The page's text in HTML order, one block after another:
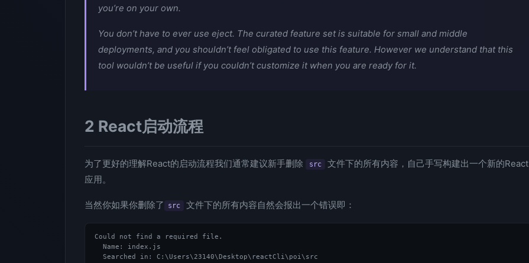
you’re on your own.
You don’t have to ever use eject. The curated feature set is suitable for small and middle
deployments, and you shouldn’t feel obligated to use this feature. However we understand that this
tool wouldn’t be useful if you couldn’t customize it when you are ready for it.
2 React启动流程
为了更好的理解React的启动流程我们通常建议新手删除 src
文件下的所有内容，自己手写构建出一个新的React
应用。
当然你如果你删除了 src 文件下的所有内容自然会报出一个错误即：
Could not find a required file.
  Name: index.js